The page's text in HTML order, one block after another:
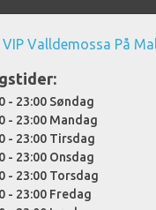
- 23:00 Søndag
- 23:00 Mandag
- 23:00 Tirsdag
- 23:00 Onsdag
- 23:00 Torsdag
- 23:00 Fredag